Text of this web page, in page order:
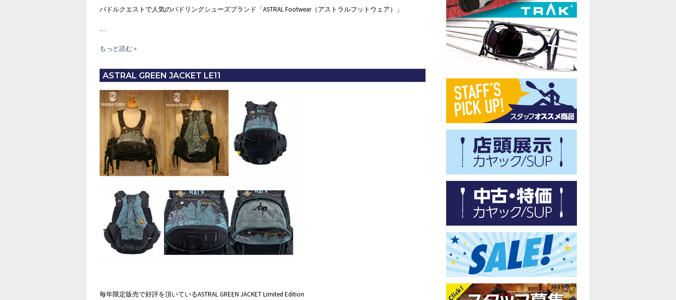
パドルクエストで人気のパドリングシューズブランド「ASTRAL Footwear（アストラルフットウェア）」
…
ASTRAL
2026
入
荷
約
ス
タ
もっと読む »
ASTRAL GREEN JACKET LE11
毎年限定販売で好評を頂いているASTRAL GREEN JACKET Limited Edition